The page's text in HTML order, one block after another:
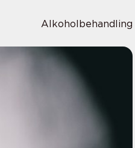
Alkoholbehandling